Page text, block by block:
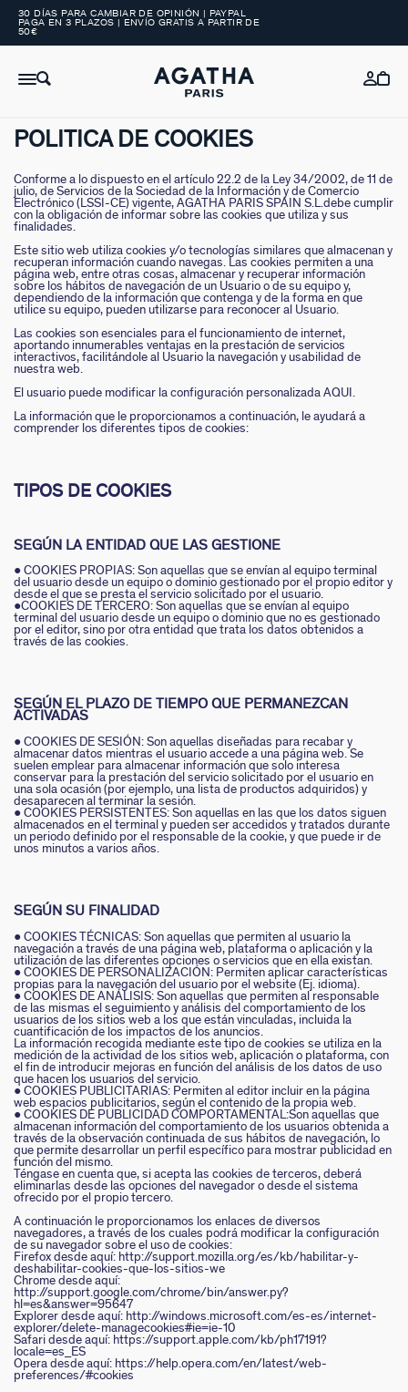
30 DÍAS PARA CAMBIAR DE OPINIÓN | PAYPAL
PAGA EN 3 PLAZOS | ENVÍO GRATIS A PARTIR DE
50€
REBAJAS
TODOS LOS PRODUCTOS
PENDIENTES HASTA -50%
COLLARES HASTA -50%
PULSERAS HASTA -50%
ANILLOS HASTA -50%
COLGANTES HASTA -50%
PIERCINGS HASTA -50%
ACCESORIOS HASTA -50%
MARIA POMBO
LUCKY
CALMA
BE
TIARÉ
N13
PRISMA
BEST SELLERS
COLLARES
TODOS LOS COLLARES
COLLAR CORTO
COLLAR LARGO
CHOCKER
COLLAR MIDI
CADENA
COLGANTE
COLLARES DORADO
PENDIENTES
TODOS LOS PENDIENTES
PENDIENTES LARGOS
PENDIENTES CORTOS
PENDIENTES DE CLIP
CRIOLLAS
PIERCINGS
PENDIENTES
PENDIENTES DORADOS
PULSERAS
TODAS LAS PULSERAS
PULSERA RÍGIDA
PULSERA DE CADENA
PULSERA CON CORDÓN
TOBILLERA
PULSERAS MOMENT
PULSERAS DORADAS
PULSERAS PLATEADAS
ANILLOS
TODOS LOS ANILLOS
ANILLO FINO
ANILLO ANCHO
ANILLO AJUSTABLE
ANILLOS DORADOS
ANILLOS PLATEADOS
CHARMS
TODOS LOS CHARMS
LUCKY
TALISMANS
ZODIACO
MEDALLAS
PIEDRAS NATURALES
CHARMS MINIS
COLLARES COMPATIBLES
PIERCINGS
TODOS LOS PIERCINGS
TRAGUS&HÉLIX
EAR CUFF
PIERCING MINI
PIERCING CRIOLLA
PIERCING ACCESORIOS
SET DE PENDIENTES
PIERCING PIEDRAS NATURALES
COLECCIONES
CALYPSO
PANGEA
CALMA
LA RIVIERA
MADELEINE
TALISMANS
SACRÉ CŒUR
SEGUNDA PIEL
ACCESORIOS
TODOS LOS ACCESORIOS
PINZAS PARA EL PELO
BROCHES
FOULARDS
CINTURONES
LLAVEROS
EXTENSOR DE CADENAS
LA MARCA
NUESTRA HISTORIA
NUESTRAS TIENDAS
PERFORACIÓN
AYUDA
MOMENT
CONTÁCTANOS
POLITICA DE COOKIES
Conforme a lo dispuesto en el artículo 22.2 de la Ley 34/2002, de 11 de
julio, de Servicios de la Sociedad de la Información y de Comercio
Electrónico (LSSI-CE) vigente, AGATHA PARIS SPAIN S.L.debe cumplir
con la obligación de informar sobre las cookies que utiliza y sus
finalidades.
Este sitio web utiliza cookies y/o tecnologías similares que almacenan y
recuperan información cuando navegas. Las cookies permiten a una
página web, entre otras cosas, almacenar y recuperar información
sobre los hábitos de navegación de un Usuario o de su equipo y,
dependiendo de la información que contenga y de la forma en que
utilice su equipo, pueden utilizarse para reconocer al Usuario.
Las cookies son esenciales para el funcionamiento de internet,
aportando innumerables ventajas en la prestación de servicios
interactivos, facilitándole al Usuario la navegación y usabilidad de
nuestra web.
El usuario puede modificar la configuración personalizada AQUI.
La información que le proporcionamos a continuación, le ayudará a
comprender los diferentes tipos de cookies:
TIPOS DE COOKIES
SEGÚN LA ENTIDAD QUE LAS GESTIONE
● COOKIES PROPIAS: Son aquellas que se envían al equipo terminal
del usuario desde un equipo o dominio gestionado por el propio editor y
desde el que se presta el servicio solicitado por el usuario.
●COOKIES DE TERCERO: Son aquellas que se envían al equipo
terminal del usuario desde un equipo o dominio que no es gestionado
por el editor, sino por otra entidad que trata los datos obtenidos a
través de las cookies.
SEGÚN EL PLAZO DE TIEMPO QUE PERMANEZCAN
ACTIVADAS
● COOKIES DE SESIÓN: Son aquellas diseñadas para recabar y
almacenar datos mientras el usuario accede a una página web. Se
suelen emplear para almacenar información que solo interesa
conservar para la prestación del servicio solicitado por el usuario en
una sola ocasión (por ejemplo, una lista de productos adquiridos) y
desaparecen al terminar la sesión.
● COOKIES PERSISTENTES: Son aquellas en las que los datos siguen
almacenados en el terminal y pueden ser accedidos y tratados durante
un periodo definido por el responsable de la cookie, y que puede ir de
unos minutos a varios años.
SEGÚN SU FINALIDAD
● COOKIES TÉCNICAS: Son aquellas que permiten al usuario la
navegación a través de una página web, plataforma o aplicación y la
utilización de las diferentes opciones o servicios que en ella existan.
● COOKIES DE PERSONALIZACIÓN: Permiten aplicar características
propias para la navegación del usuario por el website (Ej. idioma).
● COOKIES DE ANÁLISIS: Son aquellas que permiten al responsable
de las mismas el seguimiento y análisis del comportamiento de los
usuarios de los sitios web a los que están vinculadas, incluida la
cuantificación de los impactos de los anuncios.
La información recogida mediante este tipo de cookies se utiliza en la
medición de la actividad de los sitios web, aplicación o plataforma, con
el fin de introducir mejoras en función del análisis de los datos de uso
que hacen los usuarios del servicio.
● COOKIES PUBLICITARIAS: Permiten al editor incluir en la página
web espacios publicitarios, según el contenido de la propia web.
● COOKIES DE PUBLICIDAD COMPORTAMENTAL:Son aquellas que
almacenan información del comportamiento de los usuarios obtenida a
través de la observación continuada de sus hábitos de navegación, lo
que permite desarrollar un perfil específico para mostrar publicidad en
función del mismo.
Téngase en cuenta que, si acepta las cookies de terceros, deberá
eliminarlas desde las opciones del navegador o desde el sistema
ofrecido por el propio tercero.
A continuación le proporcionamos los enlaces de diversos
navegadores, a través de los cuales podrá modificar la configuración
de su navegador sobre el uso de cookies:
Firefox desde aquí: http://support.mozilla.org/es/kb/habilitar-y-
deshabilitar-cookies-que-los-sitios-we
Chrome desde aquí:
http://support.google.com/chrome/bin/answer.py?
hl=es&answer=95647
Explorer desde aquí: http://windows.microsoft.com/es-es/internet-
explorer/delete-managecookies#ie=ie-10
Safari desde aquí: https://support.apple.com/kb/ph17191?
locale=es_ES
Opera desde aquí: https://help.opera.com/en/latest/web-
preferences/#cookies